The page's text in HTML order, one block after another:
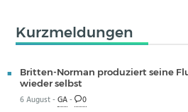
Kurzmeldungen
Britten-Norman produziert seine
wieder selbst
6 August -GA- 0